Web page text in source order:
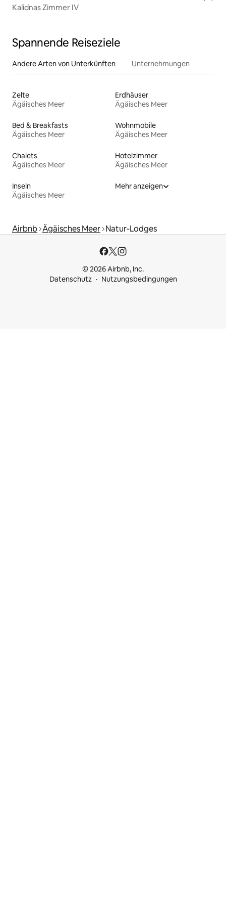
Kalidnas Zimmer IV
Spannende Reiseziele
Andere Arten von Unterkünften Unternehmungen
Zelte
Ägäisches Meer
Erdhäuser
Ägäisches Meer
Bed & Breakfasts
Ägäisches Meer
Wohnmobile
Ägäisches Meer
Chalets
Ägäisches Meer
Hotelzimmer
Ägäisches Meer
Inseln
Ägäisches Meer
Mehr anzeigen
Airbnb Ägäisches Meer Natur-Lodges
© 2026 Airbnb, Inc.
Datenschutz
Nutzungsbedingungen